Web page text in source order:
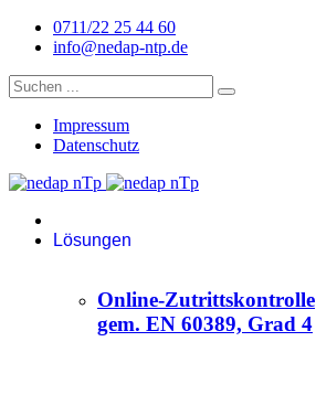
0711/22 25 44 60
info@nedap-ntp.de
Impressum
Datenschutz
Lösungen
Online-Zutrittskontrolle
gem. EN 60389, Grad 4